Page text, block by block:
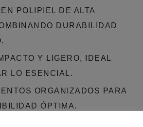
POLIPIEL DE ALTA
DURABILIDAD
Y LIGERO, IDEAL
LO ESENCIAL.
ORGANIZADOS PARA
ÓPTIMA.